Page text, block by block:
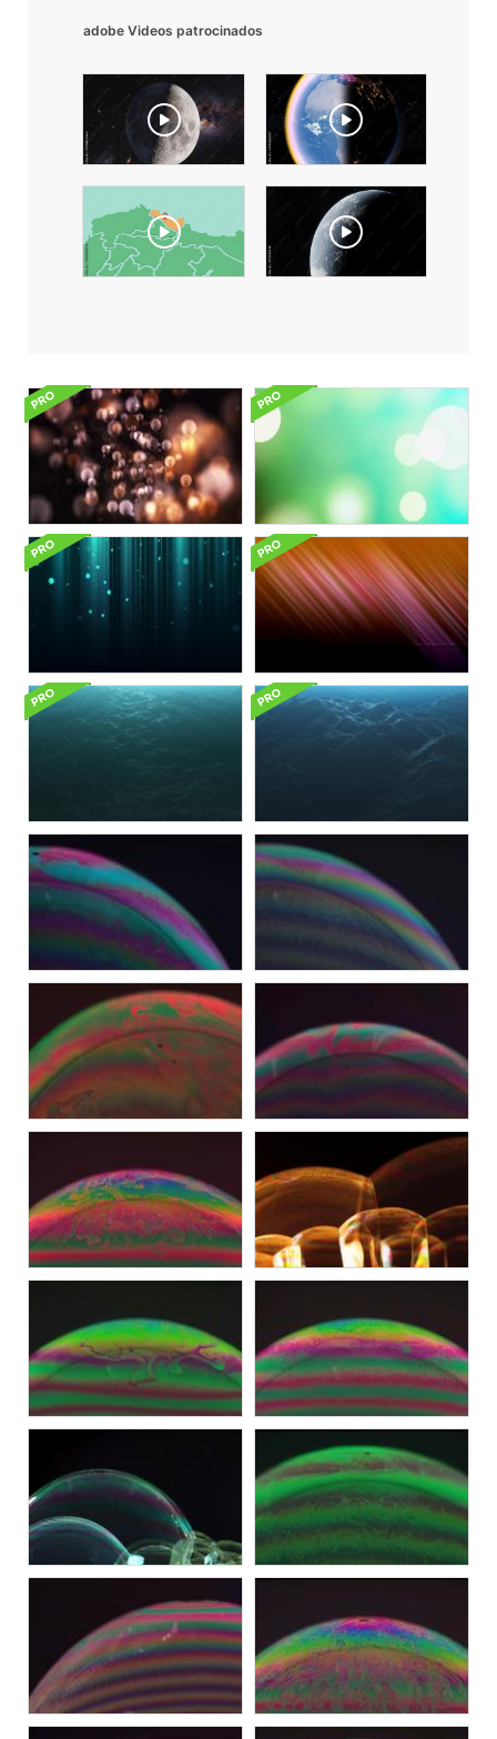
adobe Videos patrocinados